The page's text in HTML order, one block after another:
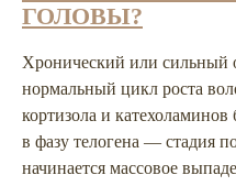
ГОЛОВЫ?
Хронический или сильный
нормальный цикл роста
кортизола и
в фазу телогена — стадия
начинается массовое